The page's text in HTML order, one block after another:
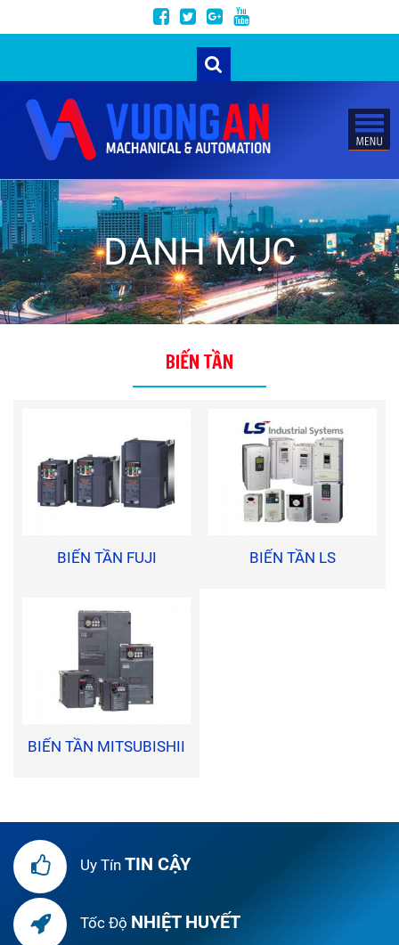
DANH MỤC
BIẾN TẦN
BIẾN TẦN FUJI BIẾN TẦN LS
BIẾN TẦN MITSUBISHII
Uy Tín TIN CẬY
Tốc Độ NHIỆT HUYẾT